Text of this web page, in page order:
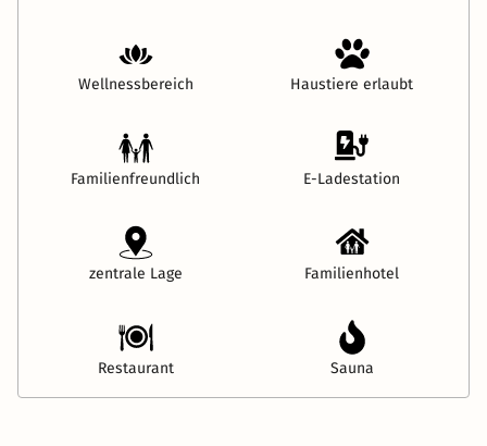
Wellnessbereich Haustiere erlaubt
Familienfreundlich E-Ladestation
zentrale Lage Familienhotel
Restaurant Sauna